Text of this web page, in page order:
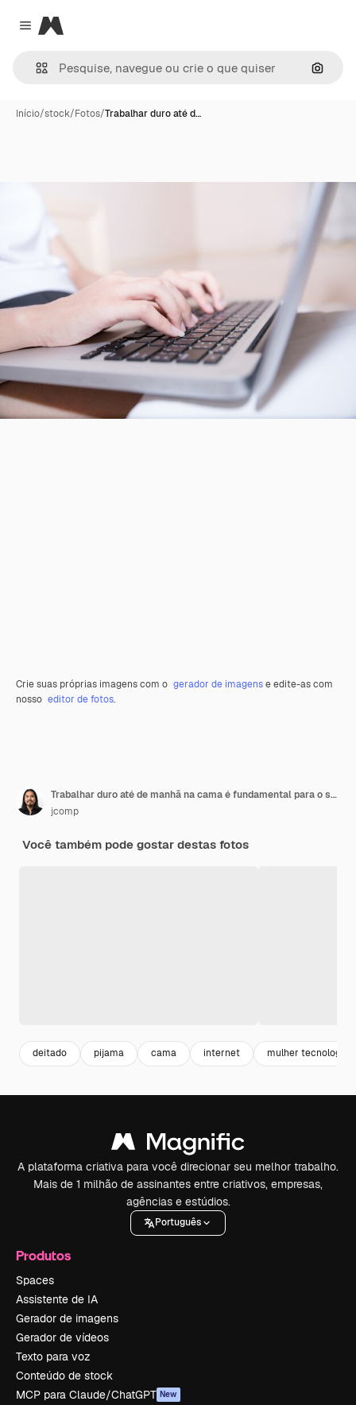
Close menu
Magnific
Início/stock/Fotos/Trabalhar duro até d…
Crie suas próprias imagens com o gerador de imagense edite-as com
nosso editor de fotos.
Trabalhar duro até de manhã na cama é fundamental para o sucesso
jcomp
Você também pode gostar destas fotos
deitado pijama cama internet mulher tecnologia
A plataforma criativa para você direcionar seu melhor trabalho.
Mais de 1 milhão de assinantes entre criativos, empresas,
agências e estúdios.
Português
Produtos
Spaces
Assistente de IA
Gerador de imagens
Gerador de vídeos
Texto para voz
Conteúdo de stock
MCP para Claude/ChatGPT New